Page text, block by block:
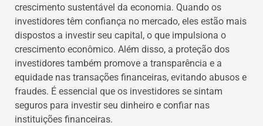
crescimento sustentável da economia. Quando os
investidores têm confiança no mercado, eles estão mais
dispostos a investir seu capital, o que impulsiona o
crescimento econômico. Além disso, a proteção dos
investidores também promove a transparência e a
equidade nas transações financeiras, evitando abusos e
fraudes. É essencial que os investidores se sintam
seguros para investir seu dinheiro e confiar nas
instituições financeiras.